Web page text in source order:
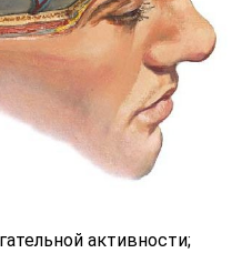
активности;